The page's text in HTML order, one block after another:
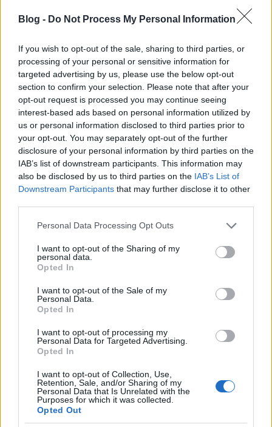
Blog - Do Not Process My Personal Information
If you wish to opt-out of the sale, sharing to third parties, or
processing of your personal or sensitive information for
targeted advertising by us, please use the below opt-out
section to confirm your selection. Please note that after your
opt-out request is processed you may continue seeing
interest-based ads based on personal information utilized by
us or personal information disclosed to third parties prior to
your opt-out. You may separately opt-out of the further
disclosure of your personal information by third parties on the
IAB’s list of downstream participants. This information may
also be disclosed by us to third parties on the IAB’s List of
Downstream Participants that may further disclose it to other
Please note that this website/app uses one or more Google
not limited to your visit or usage behaviour. You may click to
grant or deny consent to Google and its third-party tags to
use your data for below specified purposes in below Google
consent section.
Personal Data Processing Opt Outs
I want to opt-out of the Sharing of my
personal data.
Opted In
I want to opt-out of the Sale of my
Personal Data.
Opted In
I want to opt-out of processing my
Personal Data for Targeted Advertising.
Opted In
I want to opt-out of Collection, Use,
Retention, Sale, and/or Sharing of my
Personal Data that Is Unrelated with the
Purposes for which it was collected.
Opted Out
A téli Kalifornia
Sok hegy, kis Svájc
A világ legszebb utazása
Magyarok karácsonya a világ körül
Szólj hozzá!